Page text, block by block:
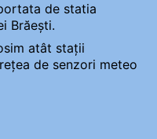
de statia
Brăești.
atât stații
de senzori meteo